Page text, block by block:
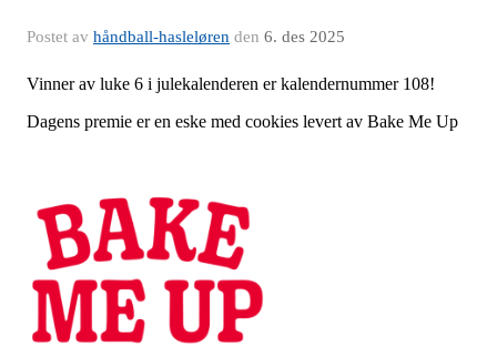
Postet av håndball-hasleløren den 6. des 2025
Vinner av luke 6 i julekalenderen er kalendernummer 108!
Dagens premie er en eske med cookies levert av Bake Me Up